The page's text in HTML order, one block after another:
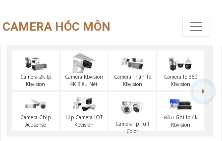
CAMERA HÓC MÔN
Camera 2k Ip
Kbvision
Camera Kbvision
4K Siêu Nét
Camera Thân To
Kbvision
Camera Ip 360
Kbvision
Camera Chip
Acusense
Lắp Camera IOT
Kbvision
Camera Ip Full
Color
Đầu Ghi Ip 4k
Kbvision